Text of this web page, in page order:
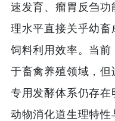
速发育、瘤胃反刍
理水平直接关乎幼
饲料利用效率。当前
于畜禽养殖领域，
专用发酵体系仍存
动物消化道生理特